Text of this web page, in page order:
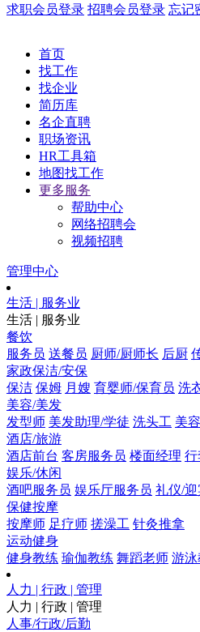
求职会员登录 招聘会员登录 忘记
首页
找工作
找企业
简历库
名企直聘
职场资讯
HR工具箱
地图找工作
更多服务
帮助中心
网络招聘会
视频招聘
管理中心
生活 | 服务业
生活 | 服务业
餐饮
服务员 送餐员 厨师/厨师长 后厨
家政保洁/安保
保洁 保姆 月嫂 育婴师/保育员 洗
美容/美发
发型师 美发助理/学徒 洗头工 美
酒店/旅游
酒店前台 客房服务员 楼面经理 行
娱乐/休闲
酒吧服务员 娱乐厅服务员 礼仪/迎
保健按摩
按摩师 足疗师 搓澡工 针灸推拿
运动健身
健身教练 瑜伽教练 舞蹈老师 游泳
人力 | 行政 | 管理
人力 | 行政 | 管理
人事/行政/后勤